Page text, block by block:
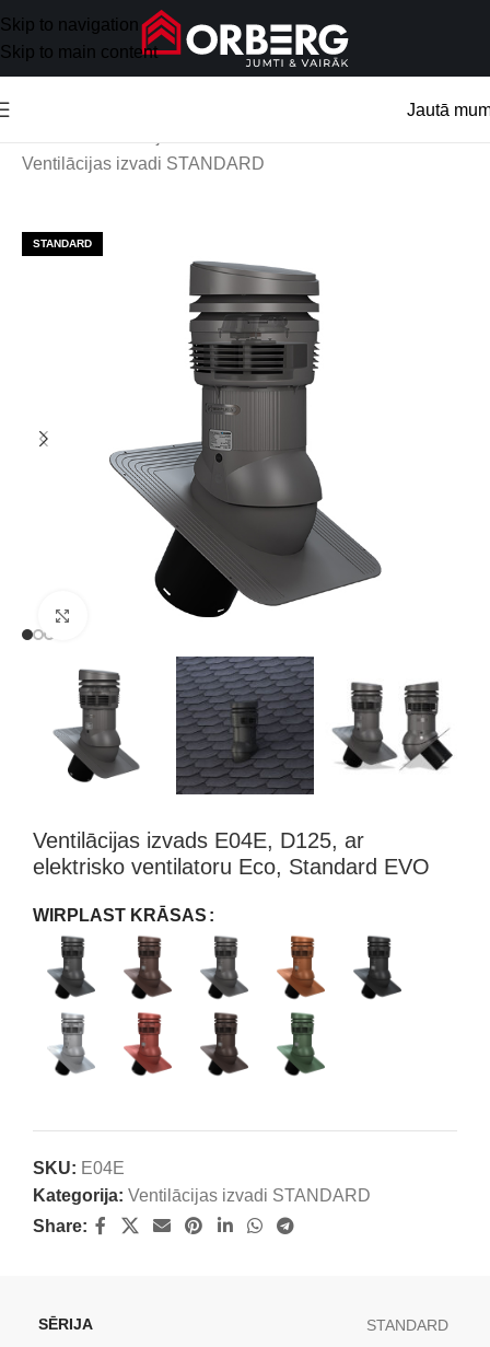
Skip to navigation
Skip to main content
Jautā
Ventilācijas izvadi STANDARD
STANDARD
Klikšķini, lai palielinātu attēlu
Ventilācijas izvads E04E, D125, ar
elektrisko ventilatoru Eco, Standard EVO
WIRPLAST KRĀSAS
SKU: E04E
Kategorija: Ventilācijas izvadi STANDARD
Share:
SĒRIJA STANDARD